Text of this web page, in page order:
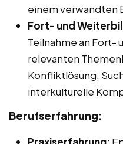
einem verwandten
Fort- und
Teilnahme an Fort-
relevanten
Konfliktlösung,
interkulturelle
Berufserfahrung: